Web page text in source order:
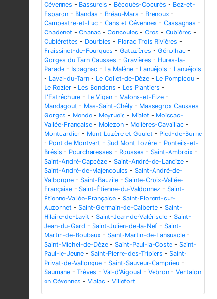
Cévennes - Bassurels - Bédouès-Cocurès - Bez-et-
Esparon - Blandas - Bréau-Mars - Brenoux -
Campestre-et-Luc - Cans et Cévennes - Cassagnas -
Chadenet - Chanac - Concoules - Cros - Cubières -
Cubiérettes - Dourbies - Florac Trois Rivières -
Fraissinet-de-Fourques - Gatuzières - Génolhac -
Gorges du Tarn Causses - Gravières - Hures-la-
Parade - Ispagnac - La Malène - Lanuéjols - Lanuéjols
- Laval-du-Tarn - Le Collet-de-Dèze - Le Pompidou -
Le Rozier - Les Bondons - Les Plantiers -
L'Estréchure - Le Vigan - Malons-et-Elze -
Mandagout - Mas-Saint-Chély - Massegros Causses
Gorges - Mende - Meyrueis - Mialet - Moissac-
Vallée-Française - Molezon - Molières-Cavaillac -
Montdardier - Mont Lozère et Goulet - Pied-de-Borne
- Pont de Montvert - Sud Mont Lozère - Ponteils-et-
Brésis - Pourcharesses - Rousses - Saint-Ambroix -
Saint-André-Capcèze - Saint-André-de-Lancize -
Saint-André-de-Majencoules - Saint-André-de-
Valborgne - Saint-Bauzile - Sainte-Croix-Vallée-
Française - Saint-Étienne-du-Valdonnez - Saint-
Étienne-Vallée-Française - Saint-Florent-sur-
Auzonnet - Saint-Germain-de-Calberte - Saint-
Hilaire-de-Lavit - Saint-Jean-de-Valériscle - Saint-
Jean-du-Gard - Saint-Julien-de-la-Nef - Saint-
Martin-de-Boubaux - Saint-Martin-de-Lansuscle -
Saint-Michel-de-Dèze - Saint-Paul-la-Coste - Saint-
Paul-le-Jeune - Saint-Pierre-des-Tripiers - Saint-
Privat-de-Vallongue - Saint-Sauveur-Camprieu -
Saumane - Trèves - Val-d'Aigoual - Vebron - Ventalon
en Cévennes - Vialas - Villefort